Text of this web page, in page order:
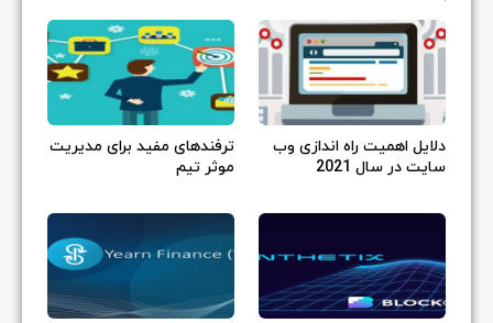
دلایل اهمیت راه اندازی وب
سایت در سال 2021
ترفندهای مفید برای مدیریت
موثر تیم